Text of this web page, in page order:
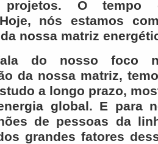
projetos. O tempo
nós estamos
nossa matriz
do nosso foco
da nossa matriz,
a longo prazo,
global. E para
de pessoas da
grandes fatores